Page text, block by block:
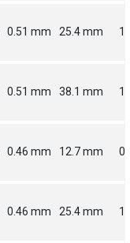
0.51 mm 25.4 mm 1
0.51 mm 38.1 mm
0.46 mm 12.7 mm
0.46 mm 25.4 mm 1